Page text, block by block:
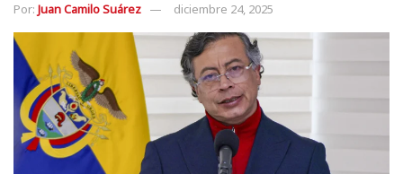
Por: Juan Camilo Suárez diciembre 24, 2025